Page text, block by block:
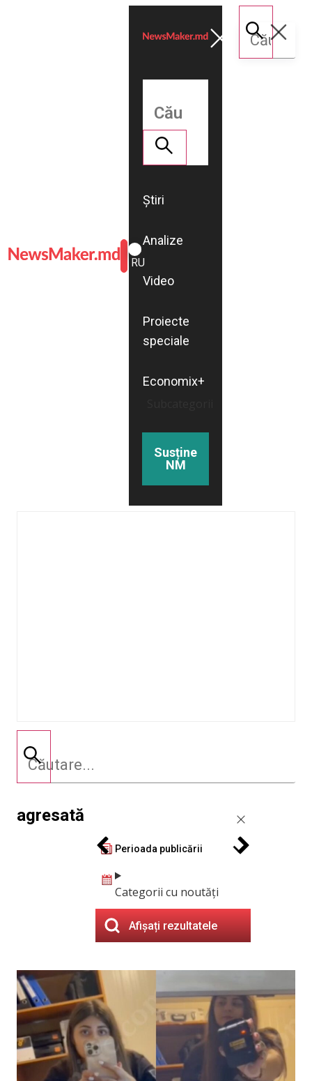
ROMÂNĂ
RU
Știri
Analize
Video
Proiecte
speciale
Economix+
Susține
NM
agresată
Perioada publicării
Categorii cu noutăți
Afișați rezultatele